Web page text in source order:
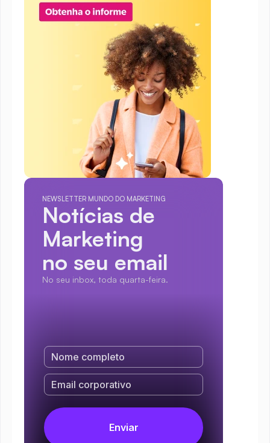
NEWSLETTER MUNDO DO MARKETING
Notícias de
Marketing
no seu email
No seu inbox, toda quarta-feira.